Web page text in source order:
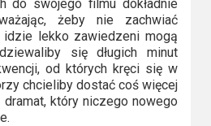
do swojego filmu dokładnie
żeby nie zachwiać
lekko zawiedzeni mogą
się długich minut
od których kręci się w
chcieliby dostać coś więcej
który niczego nowego